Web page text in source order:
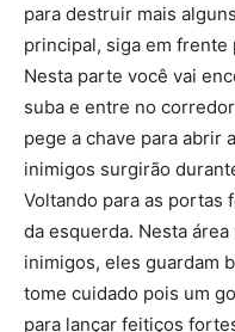
para destruir mais
principal, siga em
Nesta parte você vai
suba e entre no
pege a chave para abrir
inimigos surgirão
Voltando para as portas
da esquerda. Nesta
inimigos, eles guardam
tome cuidado pois um
para lançar feitiços